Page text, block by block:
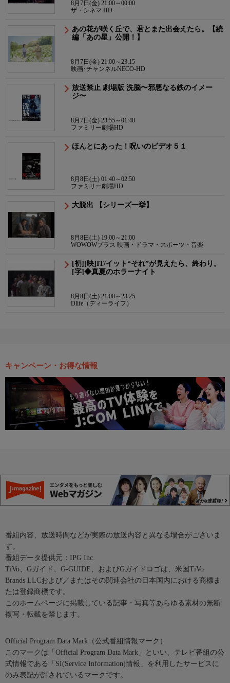
8月7日(金) 21:00～00:00
ザ・シネマ HD
あの花が咲く丘で、君とまた出会えたら。【続
編「あの星」公開！】
8月7日(金) 21:00～23:15
映画･チャンネルNECO-HD
放送禁止 劇場版 洗脳〜邪悪なる鉄のイメー
ジ〜
8月7日(金) 23:55～01:40
ファミリー劇場HD
ほんとにあった！呪いのビデオ５１
8月8日(土) 01:40～02:50
ファミリー劇場HD
大脱出 【シリーズ一挙】
8月8日(土) 19:00～21:00
WOWOWプラス 映画・ドラマ・スポーツ・音楽
[初][映]IT/イット“それ”が見えたら、終わり。
[字]◆真夏のホラーナイト
8月8日(土) 21:00～23:25
Dlife（ディーライフ）
キャンペーン・お得な情報
番組内容、放送時間などが実際の放送内容と異なる場合がございま
す。
番組データ提供元：IPG Inc.
TiVo、Gガイド、G-GUIDE、およびGガイドロゴは、米国TiVo
Brands LLCおよび／またはその関連会社の日本国内における商標ま
たは登録商標です。
このホームページに掲載している記事・写真等あらゆる素材の無断
複写・転載を禁じます。
Official Program Data Mark（公式番組情報マーク）
このマークは「Official Program Data Mark」といい、テレビ番組の公
式情報である「SI(Service Information)情報」を利用したサービスに
のみ表記が許されているマークです。